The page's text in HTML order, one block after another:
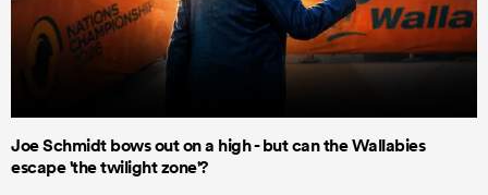
Joe Schmidt bows out on a high - but can the Wallabies
escape 'the twilight zone'?